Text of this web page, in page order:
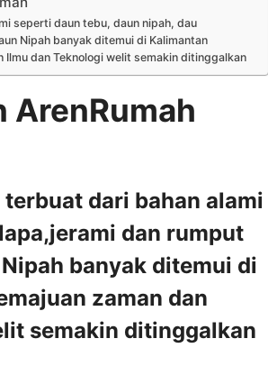
seperti daun tebu, daun nipah, dau
Nipah banyak ditemui di Kalimantan
Ilmu dan Teknologi welit semakin ditinggalkan
ArenRumah
dari bahan alami
dan rumput
banyak ditemui di
zaman dan
semakin ditinggalkan